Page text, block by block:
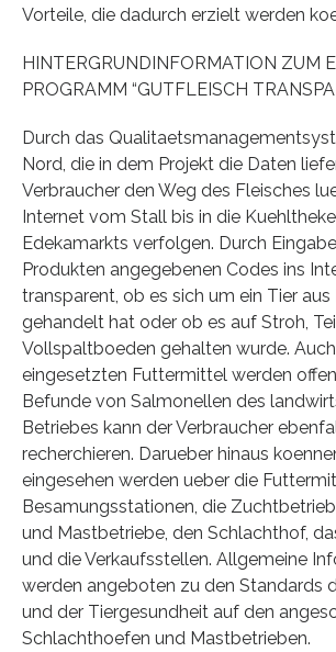
Vorteile, die dadurch erzielt werden
HINTERGRUNDINFORMATION ZUM
PROGRAMM “GUTFLEISCH
Durch das
Nord, die in dem Projekt die Daten
Verbraucher den Weg des Fleisches
Internet vom Stall bis in die
Edekamarkts verfolgen. Durch
Produkten angegebenen Codes ins
transparent, ob es sich um ein Tier
gehandelt hat oder ob es auf Stroh,
Vollspaltboeden gehalten wurde.
eingesetzten Futtermittel werden
Befunde von Salmonellen des
Betriebes kann der Verbraucher
recherchieren. Darueber hinaus
eingesehen werden ueber die
Besamungsstationen, die
und Mastbetriebe, den Schlachthof,
und die Verkaufsstellen. Allgemeine
werden angeboten zu den Standards
und der Tiergesundheit auf den
Schlachthoefen und Mastbetrieben.